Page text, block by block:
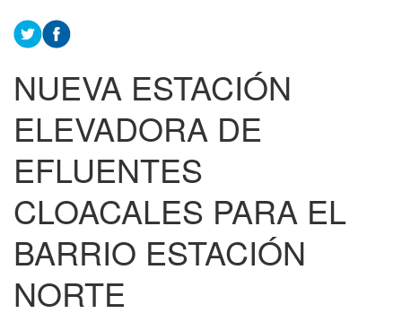
NUEVA ESTACIÓN
ELEVADORA DE
EFLUENTES
CLOACALES PARA EL
BARRIO ESTACIÓN
NORTE